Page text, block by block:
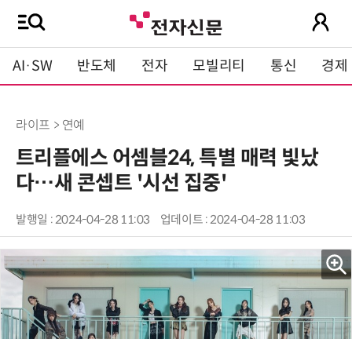
AI·SW 반도체 전자 모빌리티 통신 경제
라이프 > 연예
트리플에스 어셈블24, 특별 매력 빛났
다…새 콘셉트 '시선 집중'
발행일 : 2024-04-28 11:03 업데이트 : 2024-04-28 11:03